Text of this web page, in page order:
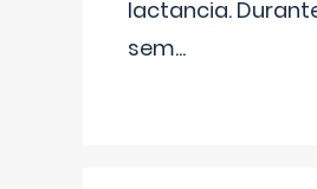
lactancia.
sem...